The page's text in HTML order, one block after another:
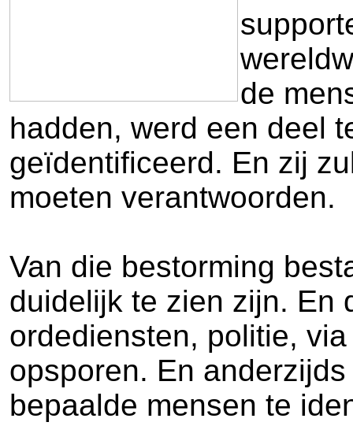
de
hadden, werd een deel
geïdentificeerd. En zij
moeten verantwoorden.
Van die bestorming
duidelijk te zien zijn. En
ordediensten, politie,
opsporen. En
bepaalde mensen te